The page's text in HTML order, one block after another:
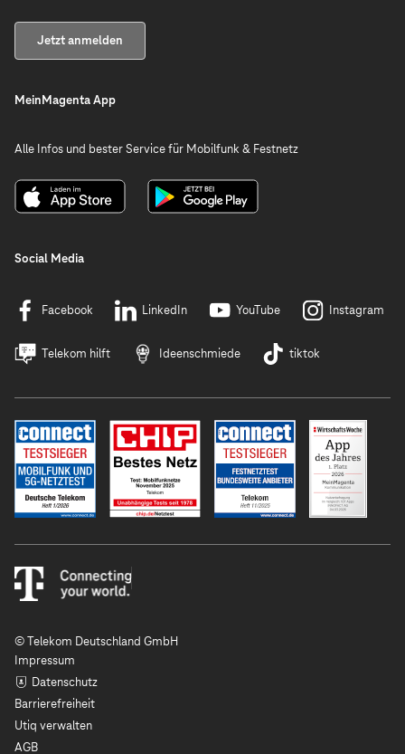
Jetzt anmelden
MeinMagenta App
Alle Infos und bester Service für Mobilfunk & Festnetz
Social Media
Facebook LinkedIn YouTube Instagram
Telekom hilft Ideenschmiede tiktok
© Telekom Deutschland GmbH
Impressum
Datenschutz
Barrierefreiheit
Utiq verwalten
AGB